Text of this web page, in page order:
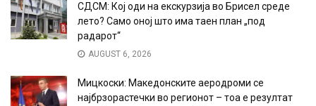
СДСМ: Кој оди на екскурзија во Брисел среде
лето? Само оној што има таен план „под
радарот“
AUGUST 6, 2026
Мицкоски: Македонските аеродроми се
најбрзорастечки во регионот – тоа е резултат